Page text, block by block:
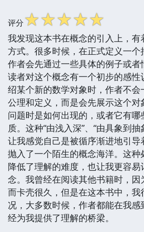
评分☆☆☆☆☆
我发现这本书在概念的引入上，有
方式。很多时候，在正式定义一个
作者会先通过一些具体的例子或者
读者对这个概念有一个初步的感性
绍某个新的数学对象时，作者不会
公理和定义，而是会先展示这个
问题时是如何出现的，或者它有哪
质。这种“由浅入深”、“由具象到抽
让我感觉自己是被循序渐进地引导
抛入了一个陌生的概念海洋。这
降低了理解的难度，也让我更容
念。我曾经在阅读其他书籍时，因
而卡壳很久，但是在这本书中，我
况，大多数时候，作者都能在我
经为我提供了理解的桥梁。